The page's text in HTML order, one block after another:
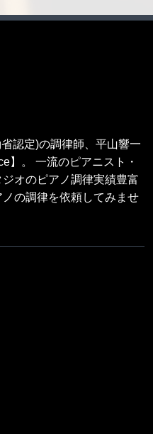
認定)の調律師、平山響一
】。 一流のピアニスト・
オのピアノ調律実績豊富
の調律を依頼してみませ